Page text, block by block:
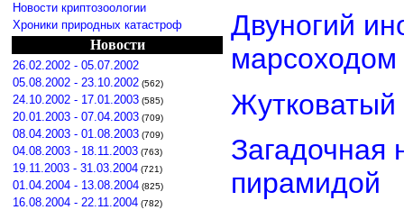
Новости криптозоологии
Хроники природных катастроф
Новости
26.02.2002 - 05.07.2002
05.08.2002 - 23.10.2002 (562)
24.10.2002 - 17.01.2003 (585)
20.01.2003 - 07.04.2003 (709)
08.04.2003 - 01.08.2003 (709)
04.08.2003 - 18.11.2003 (763)
19.11.2003 - 31.03.2004 (721)
01.04.2004 - 13.08.2004 (825)
16.08.2004 - 22.11.2004 (782)
Двуногий
марсоходом
Загадочная
пирамидой